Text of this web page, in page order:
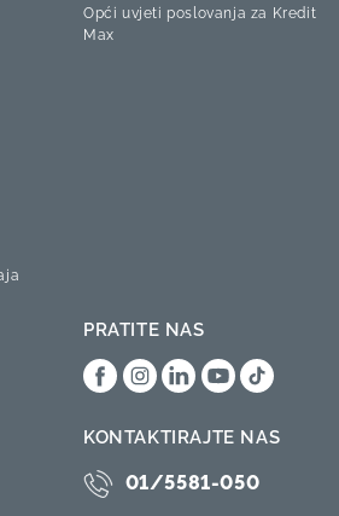
Opći uvjeti poslovanja za Kredit
Max
PRATITE NAS
KONTAKTIRAJTE NAS
01/5581-050